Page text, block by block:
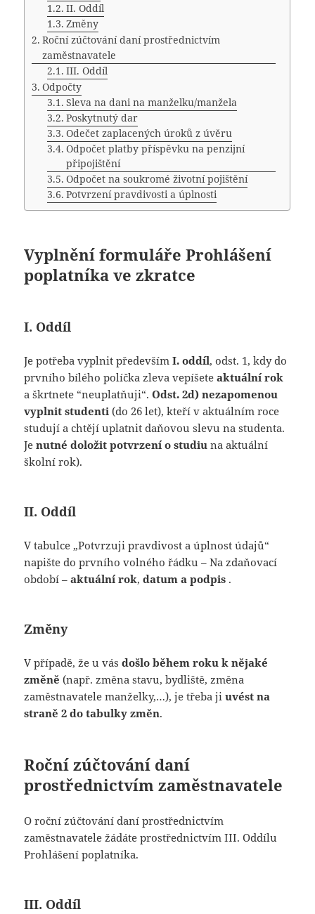
II. Oddíl
Změny
Roční zúčtování daní prostřednictvím
zaměstnavatele
III. Oddíl
Odpočty
Sleva na dani na manželku/manžela
Poskytnutý dar
Odečet zaplacených úroků z úvěru
Odpočet platby příspěvku na penzijní
připojištění
Odpočet na soukromé životní pojištění
Potvrzení pravdivosti a úplnosti
Vyplnění formuláře Prohlášení
poplatníka ve zkratce
I. Oddíl
Je potřeba vyplnit předevšímI. oddíl, odst. 1, kdy do
prvního bílého políčka zleva vepíšeteaktuální rok
a škrtnete “neuplatňuji“.Odst. 2d) nezapomenou
vyplnit studenti(do 26 let), kteří v aktuálním roce
studují a chtějí uplatnit daňovou slevu na studenta.
Jenutné doložit potvrzení o studiu na aktuální
školní rok).
II. Oddíl
V tabulce „Potvrzuji pravdivost a úplnost údajů“
napište do prvního volného řádku – Na zdaňovací
období –aktuální rok,datum a podpis .
Změny
V případě, že u vásdošlo během roku k nějaké
změně (např. změna stavu, bydliště, změna
zaměstnavatele manželky,…), je třeba jiuvést na
straně 2 do tabulky změn.
Roční zúčtování daní
prostřednictvím zaměstnavatele
O roční zúčtování daní prostřednictvím
zaměstnavatele žádáte prostřednictvím III. Oddílu
Prohlášení poplatníka.
III. Oddíl